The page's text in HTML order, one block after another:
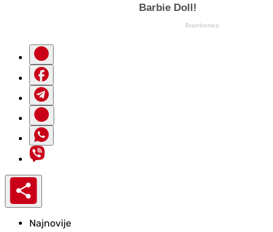
Najnovije